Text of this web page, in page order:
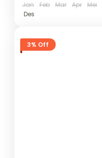
Jan Feb Mar Apr Mei
Des
3% Off